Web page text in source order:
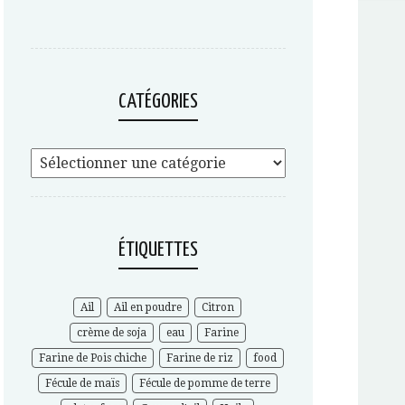
CATÉGORIES
ÉTIQUETTES
Ail Ail en poudre
Citron
crème de soja
eau
Farine
Farine de Pois chiche
Farine de riz
food
Fécule de maïs
Fécule de pomme de terre